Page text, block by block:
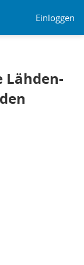
Einloggen
Lähden-